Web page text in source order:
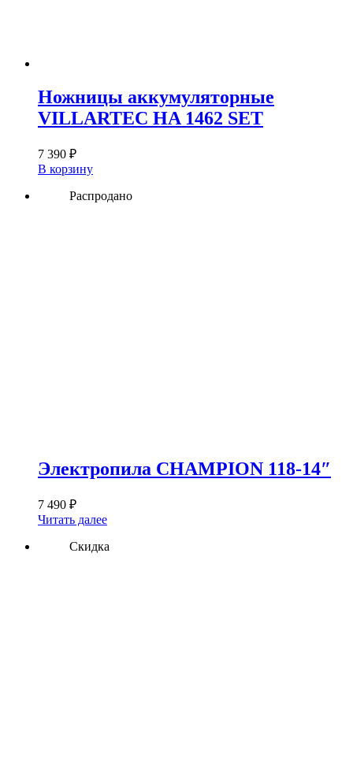
Ножницы аккумуляторные
VILLARTEC HA 1462 SET
7 390 ₽
В корзину
Распродано
Электропила CHAMPION 118-14″
7 490 ₽
Читать далее
Скидка